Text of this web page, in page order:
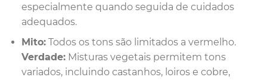
especialmente quando seguida de cuidados
adequados.
Mito:Todos os tons são limitados a vermelho.
Verdade:Misturas vegetais permitem tons
variados, incluindo castanhos, loiros e cobre,